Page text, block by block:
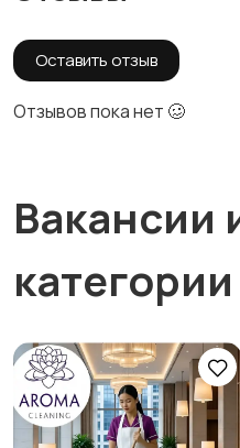
Оставить отзыв
Отзывов пока нет 🥴
Вакансии
категории